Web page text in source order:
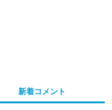
新着コメント